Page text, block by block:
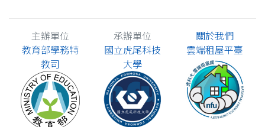
主辦單位
教育部學務特
教司
承辦單位
國立虎尾科技
大學
關於我們
雲端租屋平臺